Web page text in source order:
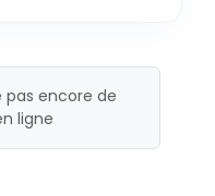
encore de
ligne